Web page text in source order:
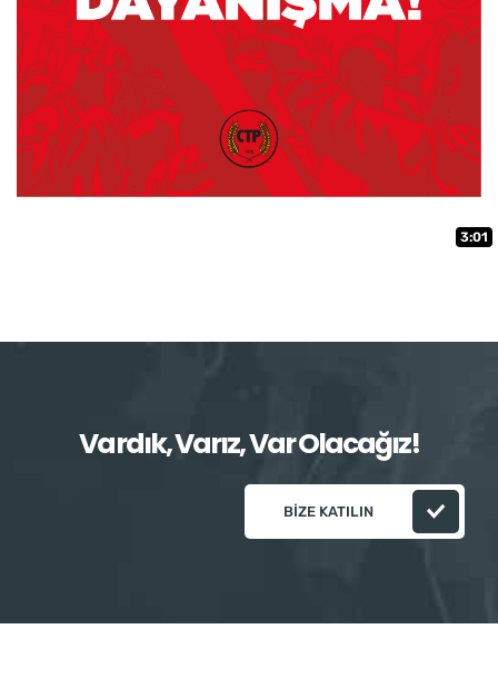
3:01
Vardık, Varız, Var Olacağız!
BIZE KATILIN